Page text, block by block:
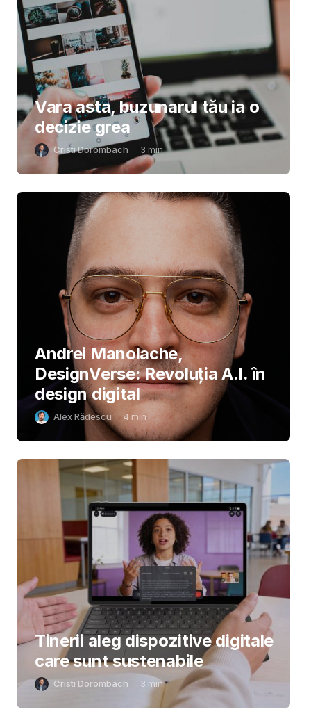
Vara asta, buzunarul tău ia o
decizie grea
Cristi Dorombach 3 min
Andrei Manolache,
DesignVerse: Revoluția A.I. în
design digital
Alex Rădescu 4 min
Tinerii aleg dispozitive digitale
care sunt sustenabile
Cristi Dorombach 3 min